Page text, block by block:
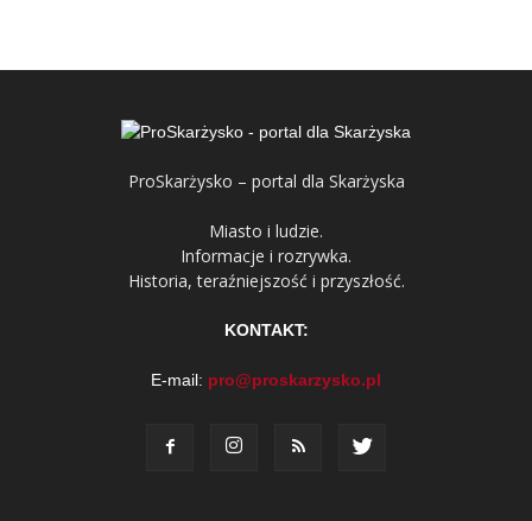
ProSkarżysko – portal dla Skarżyska
Miasto i ludzie.
Informacje i rozrywka.
Historia, teraźniejszość i przyszłość.
KONTAKT:
E-mail: pro@proskarzysko.pl